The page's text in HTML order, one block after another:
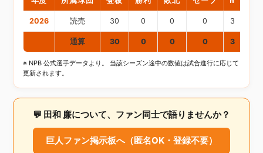
2026 読売 30 0 0 0 3
通算 30 0 0 0 3
※ NPB 公式選手データより。 当該シーズン途中の数値は試合進行に応じて
更新されます。
💬 田和 廉について、ファン同士で語りませんか？
巨人ファン掲示板へ（匿名OK・登録不要）